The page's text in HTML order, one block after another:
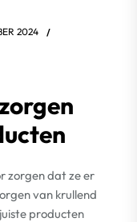
2024
zorgen dat ze er
van krullend
producten